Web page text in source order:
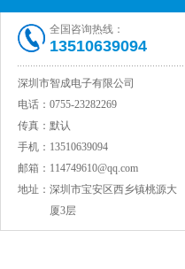
全国咨询热线：
13510639094
深圳市智成电子有限公司
电话： 0755-23282269
传真： 默认
手机： 13510639094
邮箱： 114749610@qq.com
地址： 深圳市宝安区西乡镇桃源大
厦3层